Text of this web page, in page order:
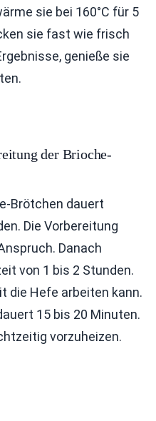
sie bei 160°C für 5
sie fast wie frisch
genieße sie
der Brioche-
Brötchen dauert
Die Vorbereitung
Danach
von 1 bis 2 Stunden.
die Hefe arbeiten kann.
15 bis 20 Minuten.
vorzuheizen.